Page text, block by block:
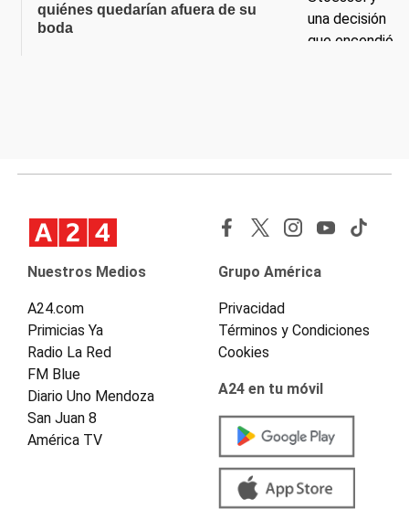
quiénes quedarían afuera de su
boda
Nuestros Medios
A24.com
Primicias Ya
Radio La Red
FM Blue
Diario Uno Mendoza
San Juan 8
América TV
Grupo América
Privacidad
Términos y Condiciones
Cookies
A24 en tu móvil